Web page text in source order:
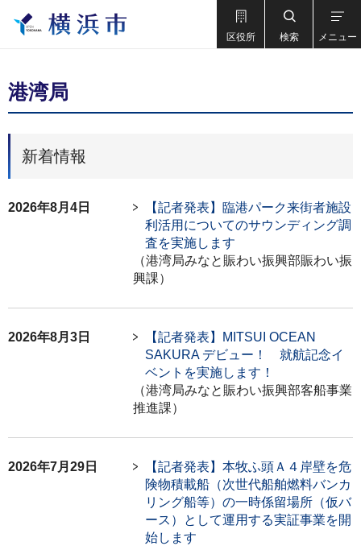
区役所 検索 メニュー
港湾局
新着情報
2026年8月4日
【記者発表】臨港パーク来街者施設
利活用についてのサウンディング調
査を実施します
（港湾局みなと賑わい振興部賑わい振
興課）
2026年8月3日
【記者発表】MITSUI OCEAN
SAKURA デビュー！ 就航記念イ
ベントを実施します！
（港湾局みなと賑わい振興部客船事業
推進課）
2026年7月29日
【記者発表】本牧ふ頭Ａ４岸壁を危
険物積載船（次世代船舶燃料バンカ
リング船等）の一時係留場所（仮バ
ース）として運用する実証事業を開
始します